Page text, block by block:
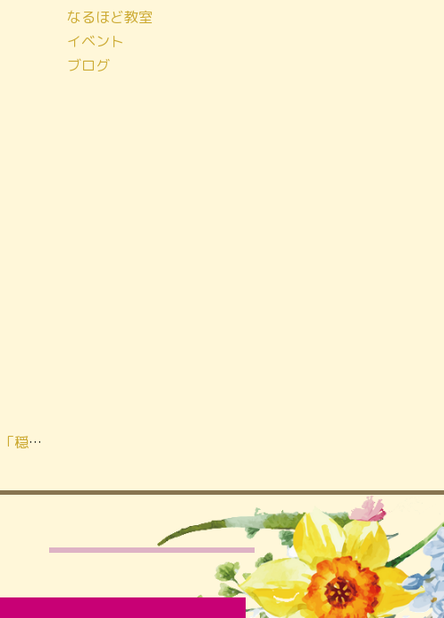
」開催！
なるほど教室
イベント
ブログ